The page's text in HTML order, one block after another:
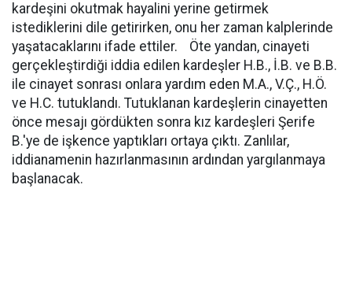
kardeşini okutmak hayalini yerine getirmek
istediklerini dile getirirken, onu her zaman kalplerinde
yaşatacaklarını ifade ettiler. Öte yandan, cinayeti
gerçekleştirdiği iddia edilen kardeşler H.B., İ.B. ve B.B.
ile cinayet sonrası onlara yardım eden M.A., V.Ç., H.Ö.
ve H.C. tutuklandı. Tutuklanan kardeşlerin cinayetten
önce mesajı gördükten sonra kız kardeşleri Şerife
B.'ye de işkence yaptıkları ortaya çıktı. Zanlılar,
iddianamenin hazırlanmasının ardından yargılanmaya
başlanacak.